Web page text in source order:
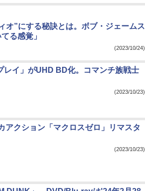
オ”にする秘訣とは。ボブ・ジェームス
る感覚」
(2023/10/24)
レイ」がUHD BD化。コマンチ族戦士
(2023/10/23)
アクション「マクロスゼロ」リマスタ
(2023/10/23)